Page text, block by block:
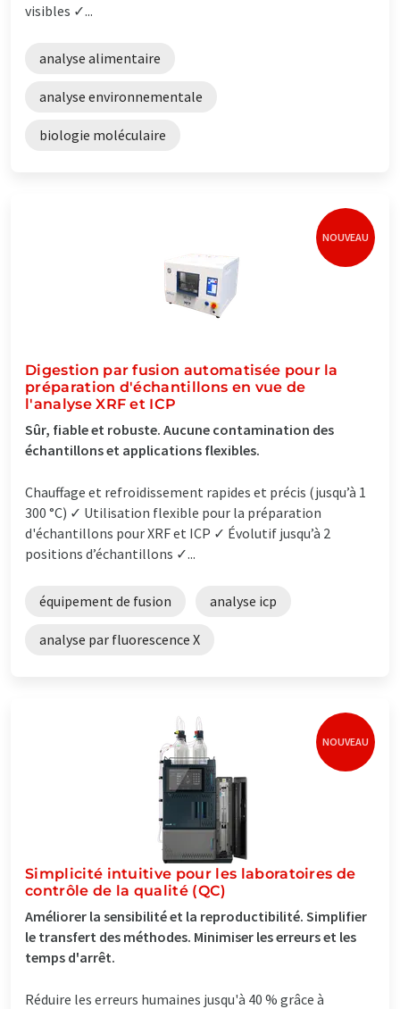
visibles ✓...
analyse alimentaire
analyse environnementale
biologie moléculaire
NOUVEAU
Digestion par fusion automatisée pour la
préparation d'échantillons en vue de
l'analyse XRF et ICP
Sûr, fiable et robuste. Aucune contamination des
échantillons et applications flexibles.
Chauffage et refroidissement rapides et précis (jusqu’à 1
300 °C) ✓ Utilisation flexible pour la préparation
d'échantillons pour XRF et ICP ✓ Évolutif jusqu’à 2
positions d’échantillons ✓...
équipement de fusion analyse icp
analyse par fluorescence X
NOUVEAU
Simplicité intuitive pour les laboratoires de
contrôle de la qualité (QC)
Améliorer la sensibilité et la reproductibilité. Simplifier
le transfert des méthodes. Minimiser les erreurs et les
temps d'arrêt.
Réduire les erreurs humaines jusqu'à 40 % grâce à